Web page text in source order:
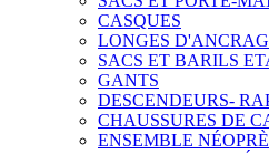
CASQUES
LONGES
SACS ET BARILS
GANTS
DESCENDEURS-
CHAUSSURES DE
ENSEMBLE